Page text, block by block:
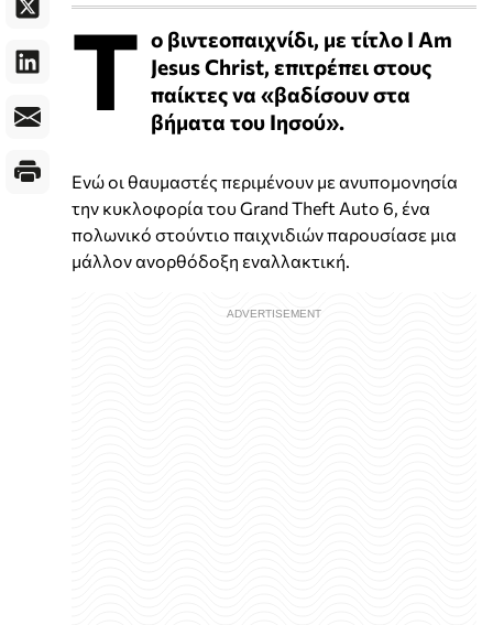
Τ ο βιντεοπαιχνίδι, με τίτλο I Am
Jesus Christ, επιτρέπει στους
παίκτες να «βαδίσουν στα
βήματα του Ιησού».
Ενώ οι θαυμαστές περιμένουν με ανυπομονησία
την κυκλοφορία του Grand Theft Auto 6, ένα
πολωνικό στούντιο παιχνιδιών παρουσίασε μια
μάλλον ανορθόδοξη εναλλακτική.